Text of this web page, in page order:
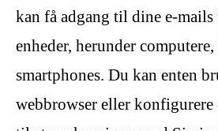
kan få adgang til dine e-
enheder, herunder
smartphones. Du kan enten
webbrowser eller